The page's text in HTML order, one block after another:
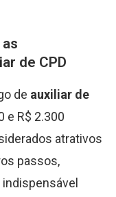
de CPD
de auxiliar de
e R$ 2.300
atrativos
passos,